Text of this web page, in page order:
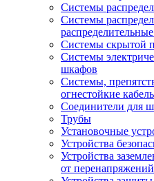
Системы
Системы
Системы скрытой
Системы
шкафов
Системы,
огнестойкие
Соединители для
Трубы
Установочные
Устройства
Устройства
от перенапряжений